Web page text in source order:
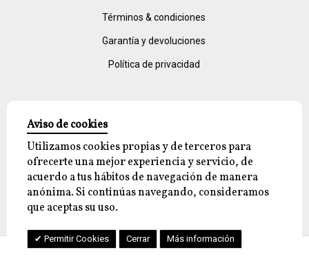
Términos & condiciones
Garantía y devoluciones
Política de privacidad
© 2026 reyjayon.com, All Rights Reserved.
Aviso de cookies
Utilizamos cookies propias y de terceros para
ofrecerte una mejor experiencia y servicio, de
acuerdo a tus hábitos de navegación de manera
anónima. Si continúas navegando, consideramos
que aceptas su uso.
Permitir Cookies Cerrar Más información